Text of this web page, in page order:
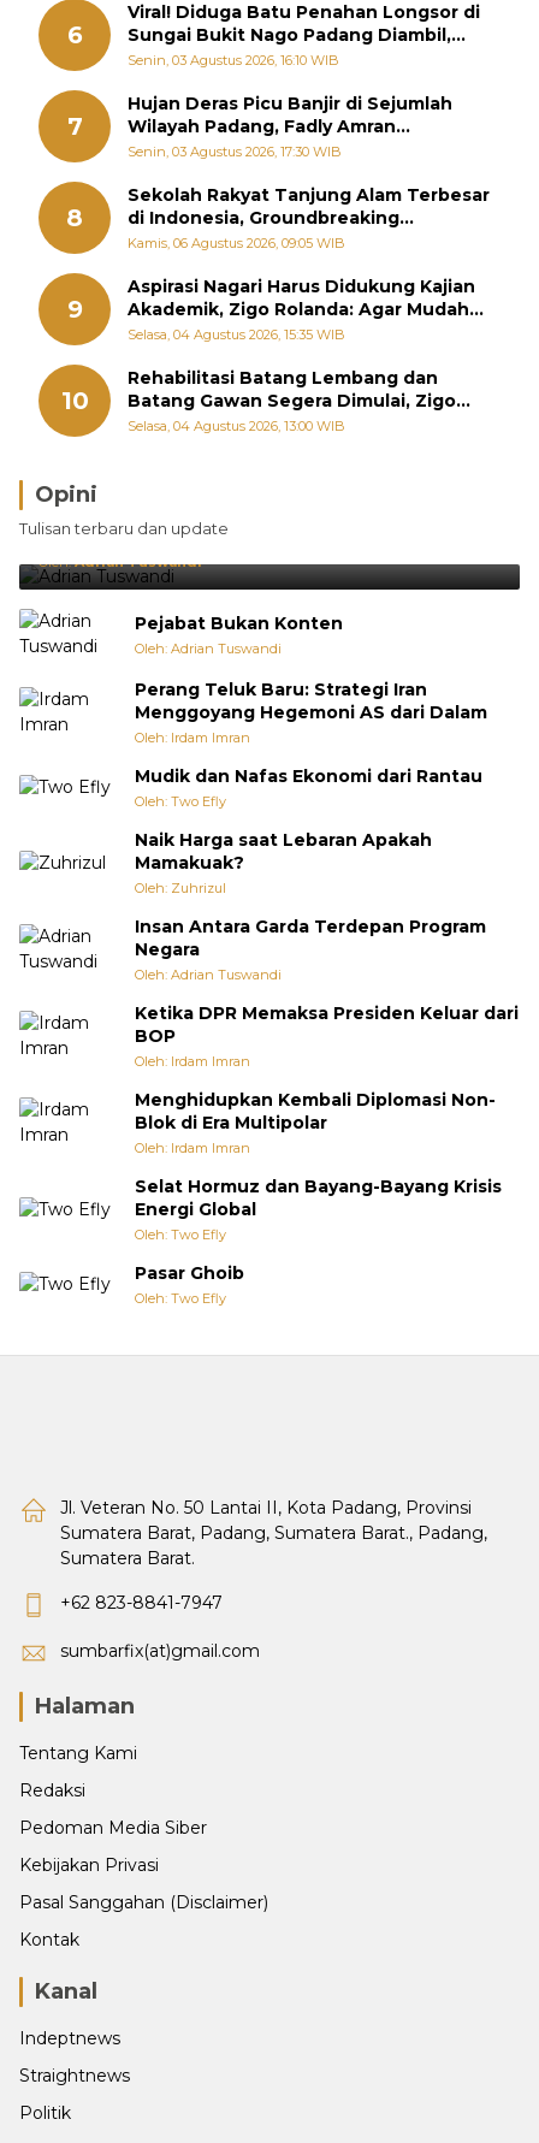
6
Viral! Diduga Batu Penahan Longsor di
Sungai Bukit Nago Padang Diambil,
Warga Khawatir Bencana Terulang
Senin, 03 Agustus 2026, 16:10 WIB
7
Hujan Deras Picu Banjir di Sejumlah
Wilayah Padang, Fadly Amran
Perintahkan OPD Siaga
Senin, 03 Agustus 2026, 17:30 WIB
8
Sekolah Rakyat Tanjung Alam Terbesar
di Indonesia, Groundbreaking
September
Kamis, 06 Agustus 2026, 09:05 WIB
9
Aspirasi Nagari Harus Didukung Kajian
Akademik, Zigo Rolanda: Agar Mudah
Diperjuangkan di Kementerian
Selasa, 04 Agustus 2026, 15:35 WIB
10
Rehabilitasi Batang Lembang dan
Batang Gawan Segera Dimulai, Zigo
Rolanda Pastikan Proyek Berjalan
Selasa, 04 Agustus 2026, 13:00 WIB
Opini
Tulisan terbaru dan update
Brasil Lebih Diunggulkan, tetapi Jepang Selalu
Punya Cara Membuat Kejutan
Oleh:Adrian Tuswandi
Pejabat Bukan Konten
Oleh: Adrian Tuswandi
Perang Teluk Baru: Strategi Iran
Menggoyang Hegemoni AS dari Dalam
Oleh: Irdam Imran
Mudik dan Nafas Ekonomi dari Rantau
Oleh: Two Efly
Naik Harga saat Lebaran Apakah
Mamakuak?
Oleh: Zuhrizul
Insan Antara Garda Terdepan Program
Negara
Oleh: Adrian Tuswandi
Ketika DPR Memaksa Presiden Keluar dari
BOP
Oleh: Irdam Imran
Menghidupkan Kembali Diplomasi Non-
Blok di Era Multipolar
Oleh: Irdam Imran
Selat Hormuz dan Bayang-Bayang Krisis
Energi Global
Oleh: Two Efly
Pasar Ghoib
Oleh: Two Efly
Jl. Veteran No. 50 Lantai II, Kota Padang, Provinsi
Sumatera Barat, Padang, Sumatera Barat., Padang,
Sumatera Barat.
+62 823-8841-7947
sumbarfix(at)gmail.com
Halaman
Tentang Kami
Redaksi
Pedoman Media Siber
Kebijakan Privasi
Pasal Sanggahan (Disclaimer)
Kontak
Kanal
Indeptnews
Straightnews
Politik